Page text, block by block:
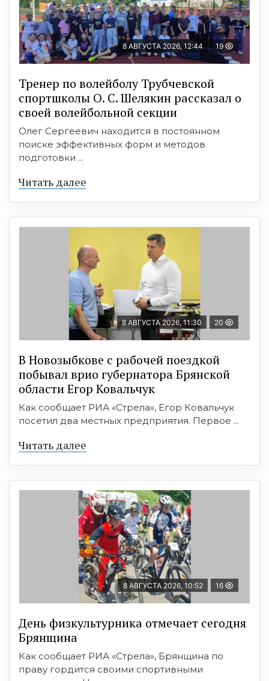
8 АВГУСТА 2026, 12:44 19
Тренер по волейболу Трубчевской
спортшколы О. С. Шелякин рассказал о
своей волейбольной секции
Олег Сергеевич находится в постоянном
поиске эффективных форм и методов
подготовки ...
Читать далее
8 АВГУСТА 2026, 11:30 20
В Новозыбкове с рабочей поездкой
побывал врио губернатора Брянской
области Егор Ковальчук
Как сообщает РИА «Стрела», Егор Ковальчук
посетил два местных предприятия. Первое ...
Читать далее
8 АВГУСТА 2026, 10:52 16
День физкультурника отмечает сегодня
Брянщина
Как сообщает РИА «Стрела», Брянщина по
праву гордится своими спортивными